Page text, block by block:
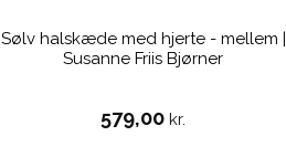
Sølv halskæde med hjerte - mellem |
Susanne Friis Bjørner
579,00kr.